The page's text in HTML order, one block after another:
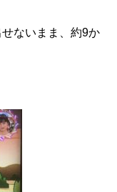
ないまま、約9か